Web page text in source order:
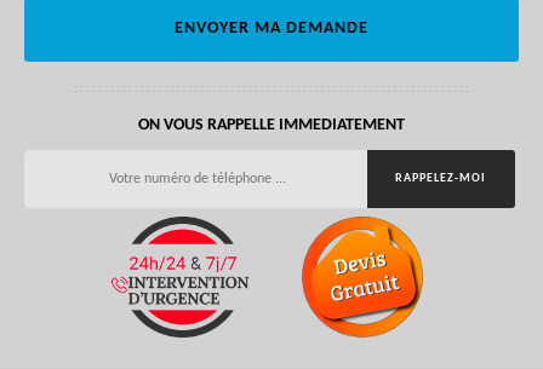
ON VOUS RAPPELLE IMMEDIATEMENT